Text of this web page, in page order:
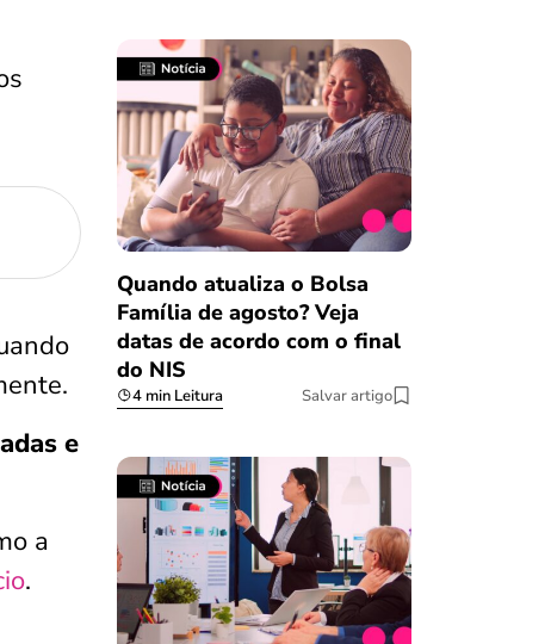
e
a
.
Quando atualiza o Bolsa
Família de agosto? Veja
datas de acordo com o final
do NIS
4 min Leitura Salvar artigo